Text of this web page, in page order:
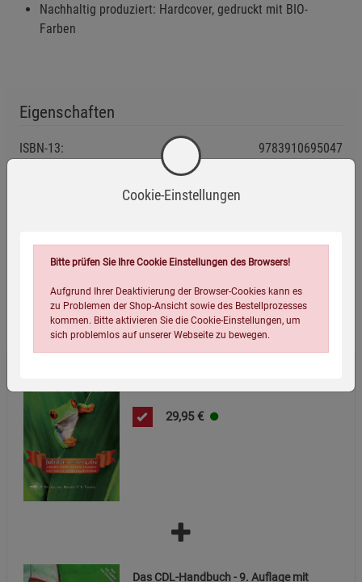
Nachhaltig produziert: Hardcover, gedruckt mit BIO-
Farben
Eigenschaften
ISBN-13:
9783910695047
Gebunden, 312 Seiten, zahlreiche Abbildungen
Verpackungsgewicht:
Wird oft zusammen bestellt:
29,95 €
Das CDL-Handbuch - 9. Auflage mit
Cookie-Einstellungen
Bitte prüfen Sie Ihre Cookie Einstellungen des Browsers!
Aufgrund Ihrer Deaktivierung der Browser-Cookies kann es
zu Problemen der Shop-Ansicht sowie des Bestellprozesses
kommen. Bitte aktivieren Sie die Cookie-Einstellungen, um
sich problemlos auf unserer Webseite zu bewegen.
Einstellungen speichern für die Gruppe
Einstellungen speichern für die Gruppe
Einwilligung nicht erteilen